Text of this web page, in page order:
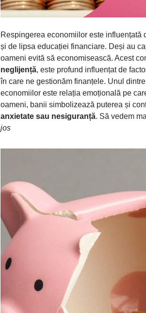
Respingerea economiilor este
și de lipsa educației financiare. Deși au
oameni evită să economisească. Acest
neglijență, este profund influențat de
în care ne gestionăm finanțele. Unul
economiilor este relația emoțională pe
oameni, banii simbolizează puterea și
anxietate sau nesiguranță. Să vedem
jos